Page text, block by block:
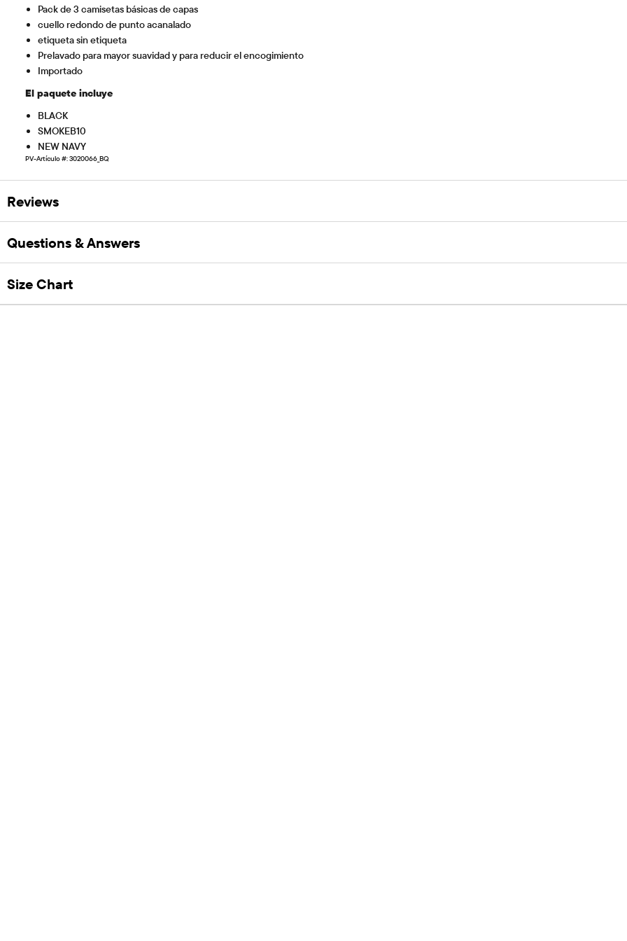
Pack de 3 camisetas básicas de capas
cuello redondo de punto acanalado
etiqueta sin etiqueta
Prelavado para mayor suavidad y para reducir el encogimiento
Importado
El paquete incluye
BLACK
SMOKEB10
NEW NAVY
PV-Artículo #: 3020066_BQ
Reviews
Questions & Answers
Size Chart